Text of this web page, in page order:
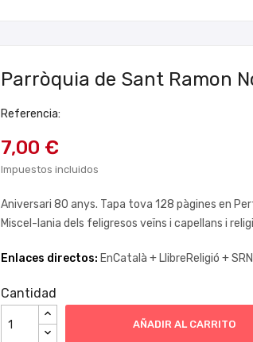
Parròquia de Sant Ramon
Referencia:
7,00 €
Impuestos incluidos
Aniversari 80 anys. Tapa tova 128 pàgines en
Miscel-lania dels feligresos veïns i capellans i
Enlaces directos: EnCatalà + LlibreReligió +
Cantidad
AÑADIR AL CARRITO